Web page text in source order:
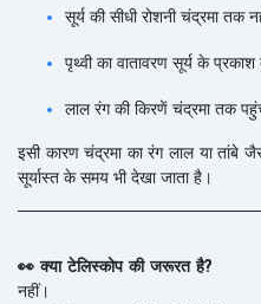
सूर्य की सीधी रोशनी चंद्रमा तक
पृथ्वी का वातावरण सूर्य के
लाल रंग की किरणें चंद्रमा तक
इसी कारण चंद्रमा का रंग लाल या तांबे
सूर्यास्त के समय भी देखा जाता है।
👀 क्या टेलिस्कोप की जरूरत है?
नहीं।